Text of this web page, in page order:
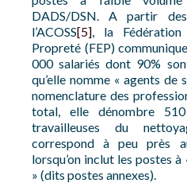
DADS/DSN. A partir
l’ACOSS[5], la
Propreté (FEP)
000 salariés dont 90%
qu’elle nomme « agents de
nomenclature des
total, elle dénombre
travailleuses du
correspond à peu près
lorsqu’on inclut les postes
» (dits postes annexes).